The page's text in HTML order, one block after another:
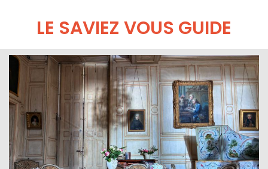
LE SAVIEZ VOUS GUIDE